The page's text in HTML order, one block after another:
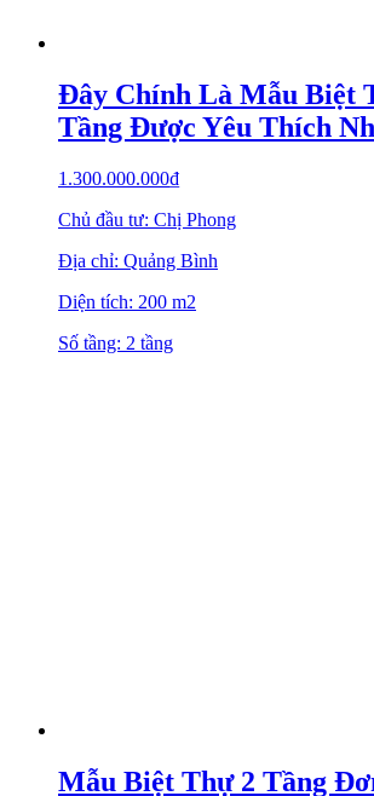
Đây Chính Là Mẫu Biệt
Tầng Được Yêu Thích
1.300.000.000₫
Chủ đầu tư: Chị Phong
Địa chỉ: Quảng Bình
Diện tích: 200 m2
Số tầng: 2 tầng
Mẫu Biệt Thự 2 Tầng